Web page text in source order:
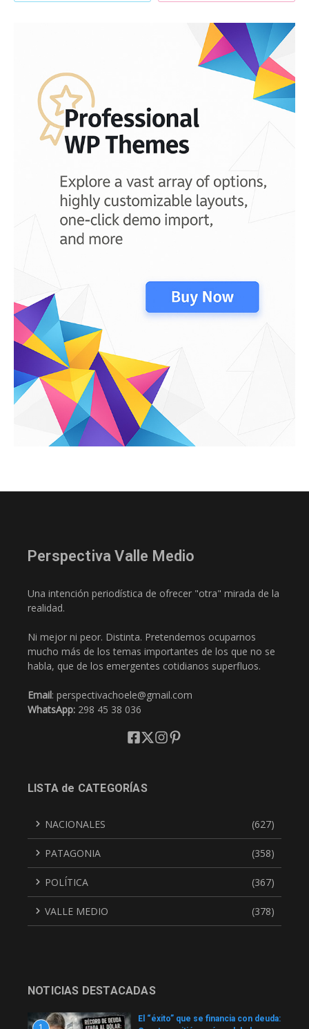
Perspectiva Valle Medio
Una intención periodística de ofrecer "otra" mirada de la
realidad.
Ni mejor ni peor. Distinta. Pretendemos ocuparnos
mucho más de los temas importantes de los que no se
habla, que de los emergentes cotidianos superfluos.
Email: perspectivachoele@gmail.com
WhatsApp: 298 45 38 036
LISTA de CATEGORÍAS
NACIONALES (627)
PATAGONIA (358)
POLÍTICA (367)
VALLE MEDIO (378)
NOTICIAS DESTACADAS
El “éxito” que se financia con deuda: